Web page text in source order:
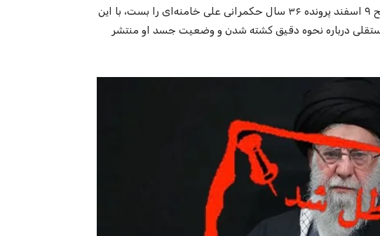
انفجارهای عظیم در منطقه پاستور تهران در صبح ۹ اسفند پرونده ۳۶ سال حکمرانی علی خامنه‌ای را بست، با این
درباره نحوه دقیق کشته‌ شدن و وضعیت جسد او منتشر